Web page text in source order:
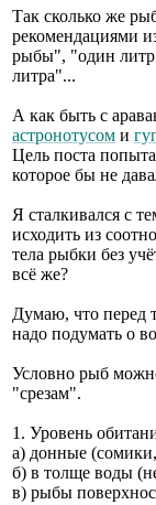
Так сколько же
рекомендациями
рыбы", "один литр
литра"...
А как быть с
астронотусом и
Цель поста
которое бы не
Я сталкивался с
исходить из
тела рыбки без
всё же?
Думаю, что перед
надо подумать о
Условно рыб
"срезам".
1. Уровень
а) донные
б) в толще воды
в) рыбы